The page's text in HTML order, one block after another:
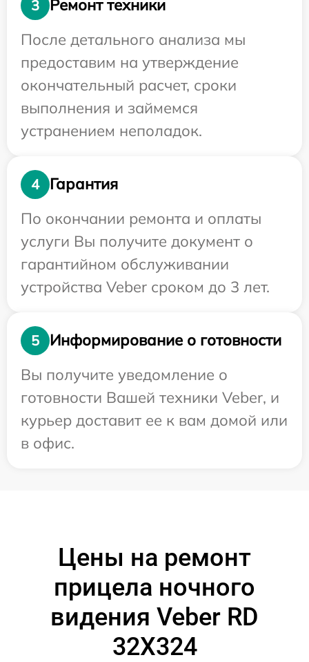
3
Ремонт техники
После детального анализа мы
предоставим на утверждение
окончательный расчет, сроки
выполнения и займемся
устранением неполадок.
4
Гарантия
По окончании ремонта и оплаты
услуги Вы получите документ о
гарантийном обслуживании
устройства Veber сроком до 3 лет.
5
Информирование о готовности
Вы получите уведомление о
готовности Вашей техники Veber, и
курьер доставит ее к вам домой или
в офис.
Цены на ремонт
прицела ночного
видения Veber RD
32X324